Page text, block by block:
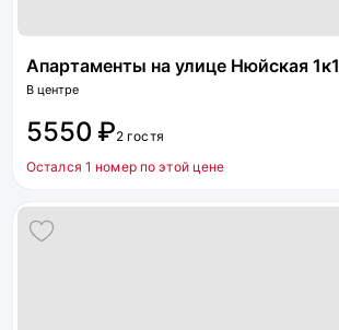
Апартаменты на улице Нюйская 1к1
В центре
5550 ₽2 гостя
Остался 1 номер по этой цене